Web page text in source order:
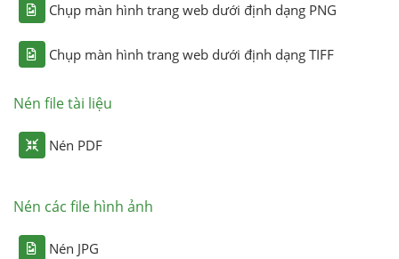
Chụp màn hình trang web dưới định dạng PNG
Chụp màn hình trang web dưới định dạng TIFF
Nén file tài liệu
Nén PDF
Nén các file hình ảnh
Nén JPG